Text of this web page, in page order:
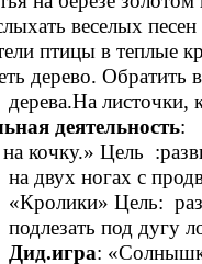
веселых песен
птицы в теплые
дерево. Обратить
дерева.На листочки,
деятельность:
кочку.» Цель
на двух ногах с
«Кролики» Цель:
подлезать под дугу
Дид.игра: